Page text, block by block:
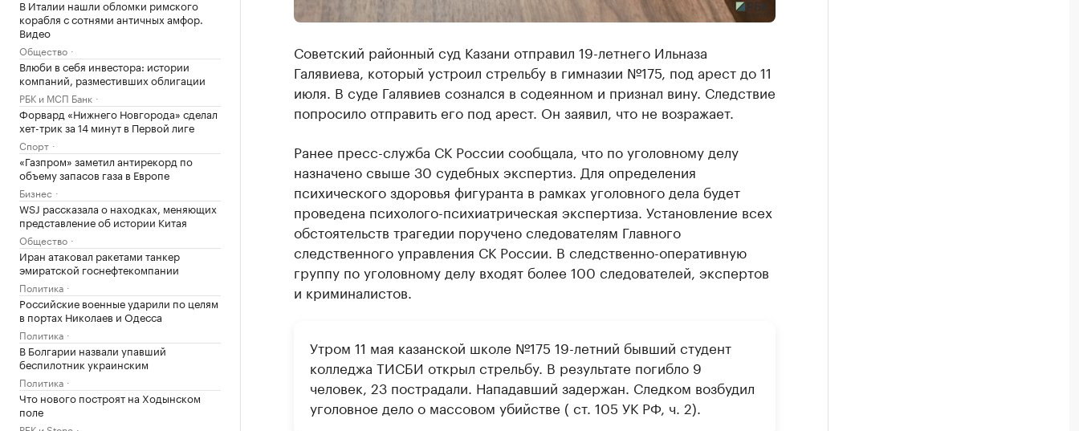
В Италии нашли обломки римского
корабля с сотнями античных амфор.
Видео
Общество
Влюби в себя инвестора: истории
компаний, разместивших облигации
РБК и МСП Банк
Форвард «Нижнего Новгорода» сделал
хет-трик за 14 минут в Первой лиге
Спорт
«Газпром» заметил антирекорд по
объему запасов газа в Европе
Бизнес
WSJ рассказала о находках, меняющих
представление об истории Китая
Общество
Иран атаковал ракетами танкер
эмиратской госнефтекомпании
Политика
Российские военные ударили по целям
в портах Николаев и Одесса
Политика
В Болгарии назвали упавший
беспилотник украинским
Политика
Что нового построят на Ходынском
поле
Советский районный суд Казани отправил 19-летнего Ильназа
Галявиева, который устроил стрельбу в гимназии №175, под арест до 11
июля. В суде Галявиев сознался в содеянном и признал вину. Следствие
попросило отправить его под арест. Он заявил, что не возражает.
Ранее пресс-служба СК России сообщала, что по уголовному делу
назначено свыше 30 судебных экспертиз. Для определения
психического здоровья фигуранта в рамках уголовного дела будет
проведена психолого-психиатрическая экспертиза. Установление всех
обстоятельств трагедии поручено следователям Главного
следственного управления СК России. В следственно-оперативную
группу по уголовному делу входят более 100 следователей, экспертов
и криминалистов.
Утром 11 мая казанской школе №175 19-летний бывший студент
колледжа ТИСБИ открыл стрельбу. В результате погибло 9
человек, 23 пострадали. Нападавший задержан. Следком возбудил
уголовное дело о массовом убийстве ( ст. 105 УК РФ, ч. 2).